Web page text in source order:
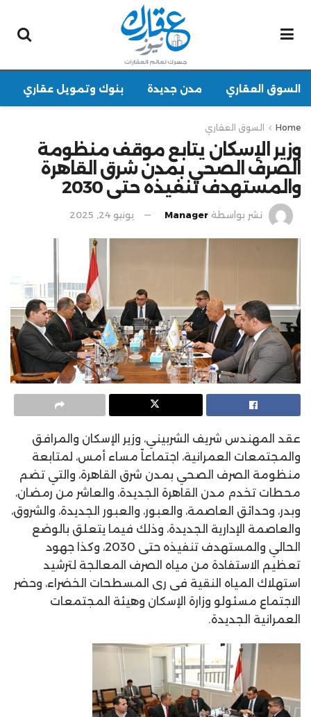
السوق العقاري مدن جديدة بنوك وتمويل عقاري
Home السوق العقاري
وزير الإسكان يتابع موقف منظومة
الصرف الصحي بمدن شرق القاهرة
والمستهدف تنفيذه حتى 2030
نشر بواسطة Manager يونيو 24, 2025
عقد المهندس شريف الشربيني، وزير الإسكان والمرافق
والمجتمعات العمرانية، اجتماعاً مساء أمس، لمتابعة
منظومة الصرف الصحي بمدن شرق القاهرة، والتي تضم
محطات تخدم مدن القاهرة الجديدة، والعاشر من رمضان،
وبدر، وحدائق العاصمة، والعبور، والعبور الجديدة، والشروق،
والعاصمة الإدارية الجديدة، وذلك فيما يتعلق بالوضع
الحالي والمستهدف تنفيذه حتى 2030، وكذا جهود
تعظيم الاستفادة من مياه الصرف المعالجة لترشيد
استهلاك المياه النقية فى رى المسطحات الخضراء، وحضر
الاجتماع مسئولو وزارة الإسكان وهيئة المجتمعات
العمرانية الجديدة.